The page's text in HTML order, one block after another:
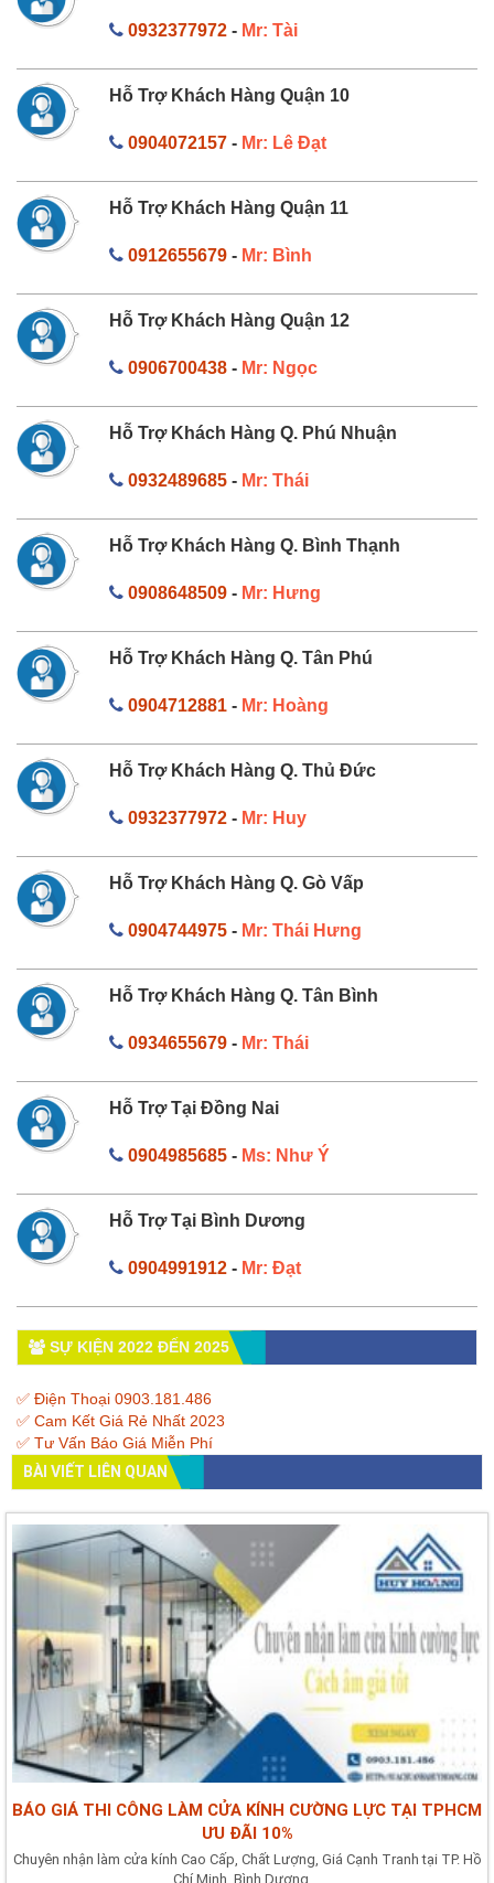
0932377972- Mr: Tài
Hỗ Trợ Khách Hàng Quận 10
0904072157- Mr: Lê Đạt
Hỗ Trợ Khách Hàng Quận 11
0912655679- Mr: Bình
Hỗ Trợ Khách Hàng Quận 12
0906700438- Mr: Ngọc
Hỗ Trợ Khách Hàng Q. Phú Nhuận
0932489685- Mr: Thái
Hỗ Trợ Khách Hàng Q. Bình Thạnh
0908648509- Mr: Hưng
Hỗ Trợ Khách Hàng Q. Tân Phú
0904712881- Mr: Hoàng
Hỗ Trợ Khách Hàng Q. Thủ Đức
0932377972- Mr: Huy
Hỗ Trợ Khách Hàng Q. Gò Vấp
0904744975- Mr: Thái Hưng
Hỗ Trợ Khách Hàng Q. Tân Bình
0934655679- Mr: Thái
Hỗ Trợ Tại Đồng Nai
0904985685- Ms: Như Ý
Hỗ Trợ Tại Bình Dương
0904991912- Mr: Đạt
SỰ KIỆN 2022 ĐẾN 2025
✅ Điện Thoại 0903.181.486
✅ Cam Kết Giá Rẻ Nhất 2023
✅ Tư Vấn Báo Giá Miễn Phí
BÀI VIẾT LIÊN QUAN
BÁO GIÁ THI CÔNG LÀM CỬA KÍNH CƯỜNG LỰC TẠI TPHCM
ƯU ĐÃI 10%
Chuyên nhận làm cửa kính Cao Cấp, Chất Lượng, Giá Cạnh Tranh tại TP. Hồ
Chí Minh, Bình Dương,...